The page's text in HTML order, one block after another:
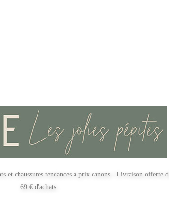
et chaussures tendances à prix canons ! Livraison offerte
69 € d'achats.